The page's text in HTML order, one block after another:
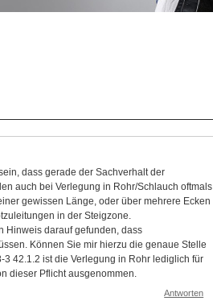
dass gerade der Sachverhalt der
auch bei Verlegung in Rohr/Schlauch oftmals
gewissen Länge, oder über mehrere Ecken
in der Steigzone.
Hinweis darauf gefunden, dass
Können Sie mir hierzu die genaue Stelle
42.1.2 ist die Verlegung in Rohr lediglich für
dieser Pflicht ausgenommen.
Antworten